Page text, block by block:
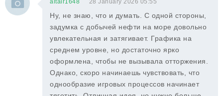
altair1648 28 January 2026 05:55
Ну, не знаю, что и думать. С одной стороны,
задумка с добычей нефти на море довольно
увлекательная и затягивает. Графика на
среднем уровне, но достаточно ярко
оформлена, чтобы не вызывала отторжения.
Однако, скоро начинаешь чувствовать, что
однообразие игровых процессов начинает